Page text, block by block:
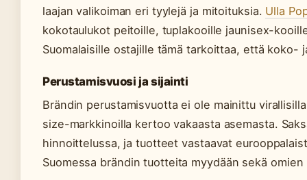
laajan valikoiman eri tyylejä ja mitoituksia. Ulla
kokotaulukot peitoille, tuplakooille jaunisex-
Suomalaisille ostajille tämä tarkoittaa, että
Perustamisvuosi ja sijainti
Brändin perustamisvuotta ei ole mainittu
size-markkinoilla kertoo vakaasta asemasta.
hinnoittelussa, ja tuotteet vastaavat
Suomessa brändin tuotteita myydään sekä